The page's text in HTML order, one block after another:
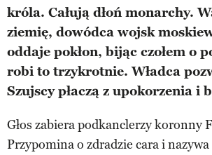
króla. Całują dłoń monarchy.
ziemię, dowódca wojsk
oddaje pokłon, bijąc czołem o
robi to trzykrotnie. Władca
Szujscy płaczą z upokorzenia i
Głos zabiera podkanclerzy koronny
Przypomina o zdradzie cara i nazywa